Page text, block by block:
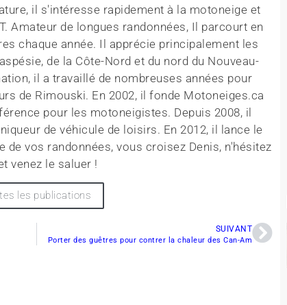
il s'intéresse rapidement à la motoneige et
Amateur de longues randonnées, Il parcourt en
chaque année. Il apprécie principalement les
de la Côte-Nord et du nord du Nouveau-
il a travaillé de nombreuses années pour
de Rimouski. En 2002, il fonde Motoneiges.ca
pour les motoneigistes. Depuis 2008, il
de véhicule de loisirs. En 2012, il lance le
de vos randonnées, vous croisez Denis, n'hésitez
venez le saluer !
les publications
SUIVANT
Porter des guêtres pour contrer la chaleur des Can-Am